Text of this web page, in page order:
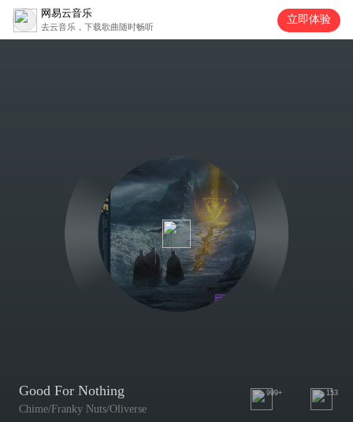
网易云音乐
去云音乐，下载歌曲随时畅听
立即体验
Good For Nothing
Chime/Franky Nuts/Oliverse
999+ 153